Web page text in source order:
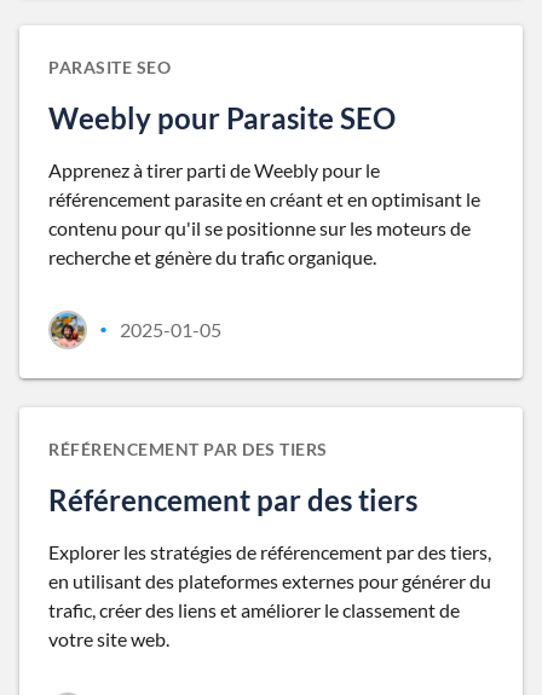
PARASITE SEO
Weebly pour Parasite SEO
Apprenez à tirer parti de Weebly pour le
référencement parasite en créant et en optimisant le
contenu pour qu'il se positionne sur les moteurs de
recherche et génère du trafic organique.
• 2025-01-05
RÉFÉRENCEMENT PAR DES TIERS
Référencement par des tiers
Explorer les stratégies de référencement par des tiers,
en utilisant des plateformes externes pour générer du
trafic, créer des liens et améliorer le classement de
votre site web.